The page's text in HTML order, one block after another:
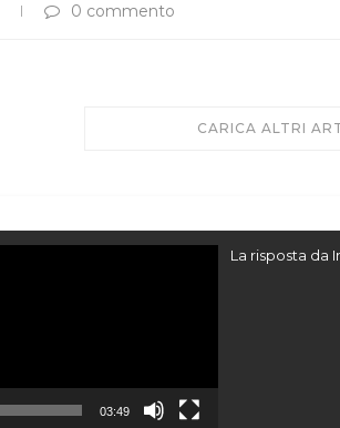
0 commento
CARICA ALTRI
03:49
La risposta da